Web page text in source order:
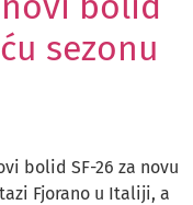
sezonu
bolid SF-26 za novu
Fjorano u Italiji, a